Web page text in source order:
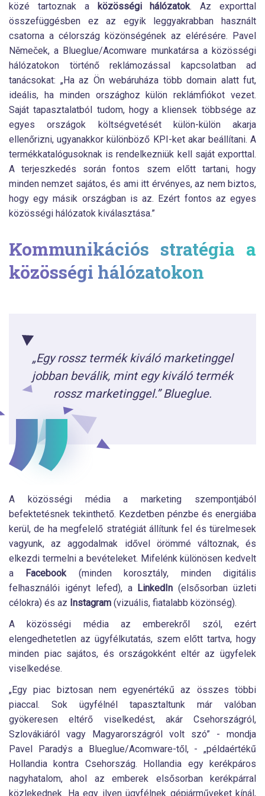
közé tartoznak a
közösségi hálózatok. Az exporttal
összefüggésben ez az egyik leggyakrabban használt
csatorna a célország közönségének az elérésére. Pavel
Němeček, a Blueglue/Acomware munkatársa a közösségi
hálózatokon történő reklámozással kapcsolatban ad
tanácsokat: „Ha az Ön webáruháza több domain alatt fut,
ideális, ha minden országhoz külön reklámfiókot vezet.
Saját tapasztalatból tudom, hogy a kliensek többsége az
egyes országok költségvetését külön-külön akarja
ellenőrizni, ugyanakkor különböző KPI-ket akar beállítani. A
termékkatalógusoknak is rendelkezniük kell saját exporttal.
A terjeszkedés során fontos szem előtt tartani, hogy
minden nemzet sajátos, és ami itt érvényes, az nem biztos,
hogy egy másik országban is az. Ezért fontos az egyes
közösségi hálózatok kiválasztása.”
Kommunikációs stratégia a
közösségi hálózatokon
„Egy rossz termék kiváló marketinggel
jobban beválik, mint egy kiváló termék
rossz marketinggel.” Blueglue.
A közösségi média a marketing szempontjából
befektetésnek tekinthető. Kezdetben pénzbe és energiába
kerül, de ha megfelelő stratégiát állítunk fel és türelmesek
vagyunk, az aggodalmak idővel örömmé változnak, és
elkezdi termelni a bevételeket. Mifelénk különösen kedvelt
a Facebook(minden korosztály, minden digitális
felhasználói igényt lefed), a LinkedIn (elsősorban üzleti
célokra) és az Instagram (vizuális, fiatalabb közönség).
A közösségi média az emberekről szól, ezért
elengedhetetlen az ügyfélkutatás, szem előtt tartva, hogy
minden piac sajátos, és országokként eltér az ügyfelek
viselkedése.
„Egy piac biztosan nem egyenértékű az összes többi
piaccal. Sok ügyfélnél tapasztaltunk már valóban
gyökeresen eltérő viselkedést, akár Csehországról,
Szlovákiáról vagy Magyarországról volt szó” - mondja
Pavel Paradýs a Blueglue/Acomware-től, - „példaértékű
Hollandia kontra Csehország. Hollandia egy kerékpáros
nagyhatalom, ahol az emberek elsősorban kerékpárral
közlekednek. Ha egy ilyen ügyfélnek gépjárműveket kínál,